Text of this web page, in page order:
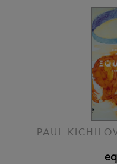
PAUL